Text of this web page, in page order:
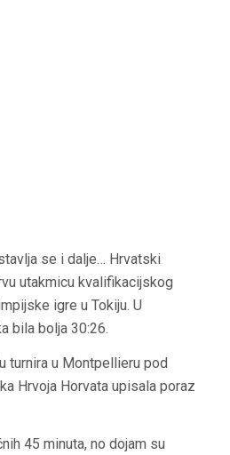
se i dalje… Hrvatski
utakmicu kvalifikacijskog
igre u Tokiju. U
bila bolja 30:26.
turnira u Montpellieru pod
Hrvoja Horvata upisala poraz
45 minuta, no dojam su